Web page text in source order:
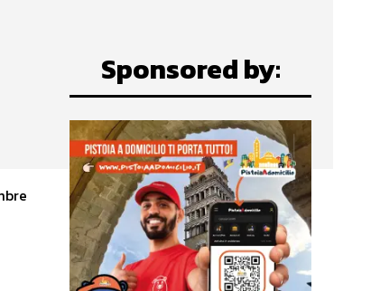
Sponsored by: